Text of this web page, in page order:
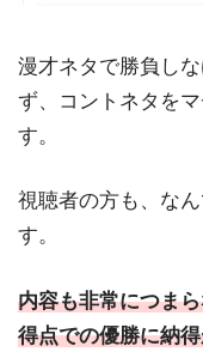
漫才ネタで勝負し
ず、コントネタを
す。
視聴者の方も、な
す。
内容も非常につま
得点での優勝に納